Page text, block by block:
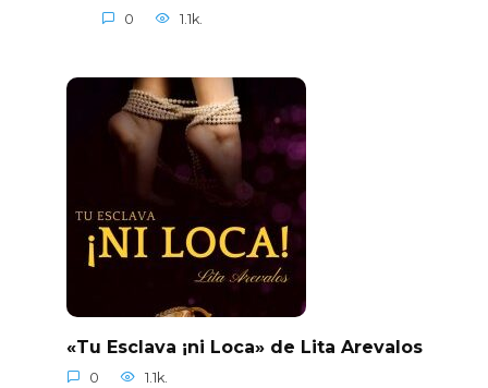
0 1.1k.
«Tu Esclava ¡ni Loca» de Lita Arevalos
0 1.1k.